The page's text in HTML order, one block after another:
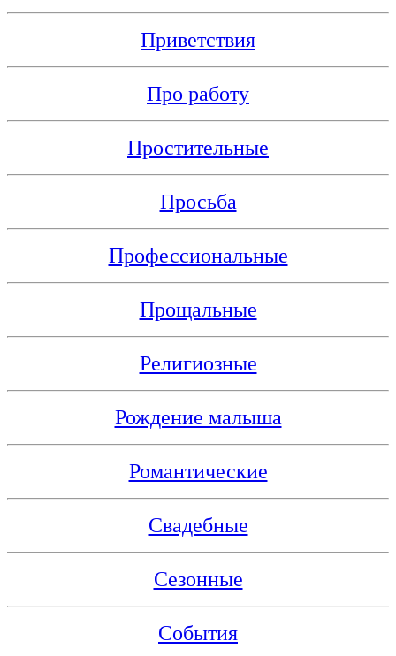
Приветствия
Про работу
Простительные
Просьба
Профессиональные
Прощальные
Религиозные
Рождение малыша
Романтические
Свадебные
Сезонные
События